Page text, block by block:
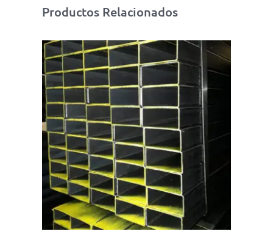
Productos Relacionados